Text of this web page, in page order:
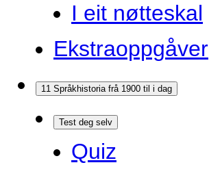
I eit nøtteskal
Ekstraoppgåver
11 Språkhistoria frå 1900 til i dag
Test deg selv
Quiz